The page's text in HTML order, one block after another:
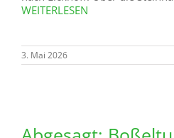
WEITERLESEN
3. Mai 2026